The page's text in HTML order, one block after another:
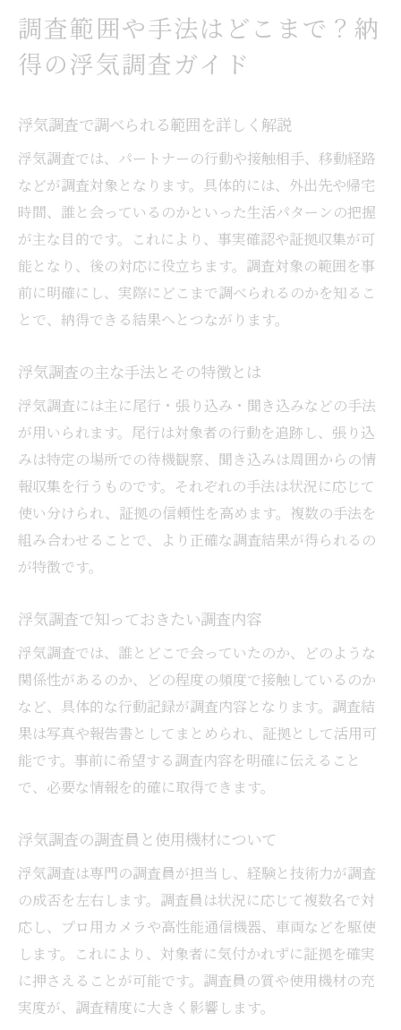
調査範囲や手法はどこまで？納
得の浮気調査ガイド
浮気調査で調べられる範囲を詳しく解説
浮気調査では、パートナーの行動や接触相手、移動経路
などが調査対象となります。具体的には、外出先や帰宅
時間、誰と会っているのかといった生活パターンの把握
が主な目的です。これにより、事実確認や証拠収集が可
能となり、後の対応に役立ちます。調査対象の範囲を事
前に明確にし、実際にどこまで調べられるのかを知るこ
とで、納得できる結果へとつながります。
浮気調査の主な手法とその特徴とは
浮気調査には主に尾行・張り込み・聞き込みなどの手法
が用いられます。尾行は対象者の行動を追跡し、張り込
みは特定の場所での待機観察、聞き込みは周囲からの情
報収集を行うものです。それぞれの手法は状況に応じて
使い分けられ、証拠の信頼性を高めます。複数の手法を
組み合わせることで、より正確な調査結果が得られるの
が特徴です。
浮気調査で知っておきたい調査内容
浮気調査では、誰とどこで会っていたのか、どのような
関係性があるのか、どの程度の頻度で接触しているのか
など、具体的な行動記録が調査内容となります。調査結
果は写真や報告書としてまとめられ、証拠として活用可
能です。事前に希望する調査内容を明確に伝えること
で、必要な情報を的確に取得できます。
浮気調査の調査員と使用機材について
浮気調査は専門の調査員が担当し、経験と技術力が調査
の成否を左右します。調査員は状況に応じて複数名で対
応し、プロ用カメラや高性能通信機器、車両などを駆使
します。これにより、対象者に気付かれずに証拠を確実
に押さえることが可能です。調査員の質や使用機材の充
実度が、調査精度に大きく影響します。